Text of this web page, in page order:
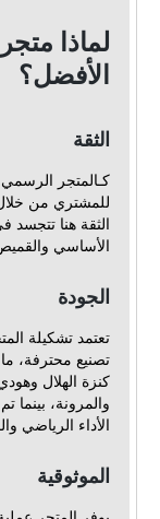
لماذا
الأفضل؟
الثقة
كـالمتجر الرسمي
للمشتري من
الثقة هنا
الأساسي
الجودة
تعتمد تشكيلة
تصنيع محترفة،
كنزة الهلال
والمرونة،
الأداء الرياضي
الموثوقية